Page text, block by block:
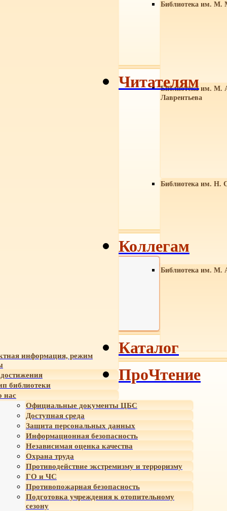
Библиотека им. М.
Библиотека им. М.
Лаврентьева
Библиотека им. Н.
Библиотека им. М.
информация, режим
библиотеки
нас
Официальные документы ЦБС
Доступная среда
Защита персональных данных
Информационная безопасность
Независимая оценка качества
Охрана труда
Противодействие экстремизму и терроризму
ГО и ЧС
Противопожарная безопасность
Подготовка учреждения к отопительному
сезону
Читателям
Коллегам
Каталог
ПроЧтение